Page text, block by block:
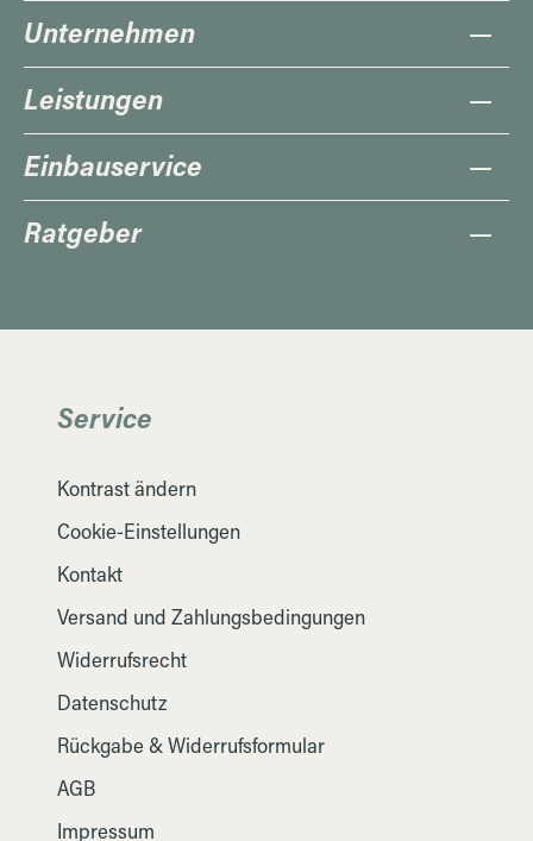
Unternehmen
Leistungen
Einbauservice
Ratgeber
Service
Kontrast ändern
Cookie-Einstellungen
Kontakt
Versand und Zahlungsbedingungen
Widerrufsrecht
Datenschutz
Rückgabe & Widerrufsformular
AGB
Impressum